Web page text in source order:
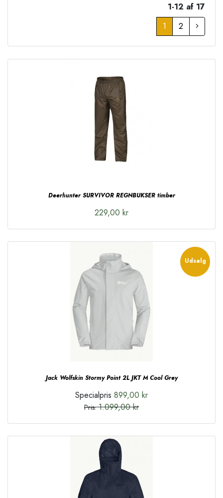
1-12 af 17
1
2
Deerhunter SURVIVOR REGNBUKSER timber
229,00 kr
Udsalg
Jack Wolfskin Stormy Point 2L JKT M Cool Grey
Specialpris 899,00 kr
Pris: 1.099,00 kr